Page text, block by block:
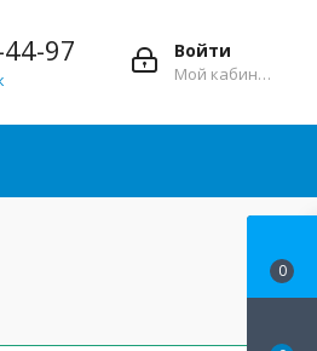
Войти
Мой кабинет
97
0